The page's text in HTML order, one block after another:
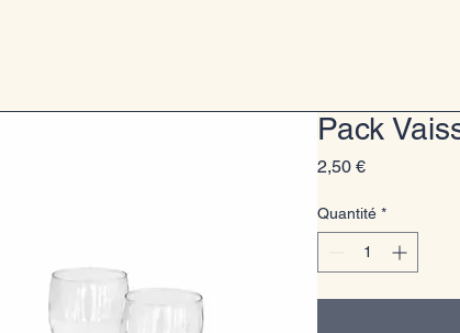
Pack
2,50 €Prix
Quantité *